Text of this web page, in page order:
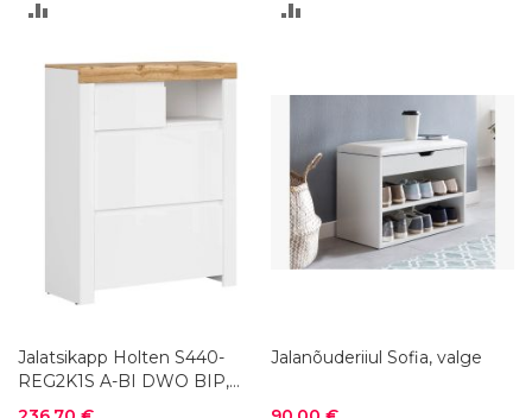
Jalatsikapp Holten S440-
REG2K1S A-BI DWO BIP,
92,5x37xK115 cm
Soodushind
Jalanõuderiiul Sofia, valge
Soodushind